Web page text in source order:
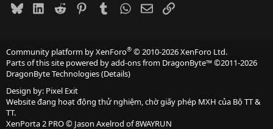
BlueskyLinkedIn
Reddit PinterestTumblrWhatsApp
EmailLink
Community platform by XenForo® © 2010-2026 XenForo Ltd.
Parts of this site powered byadd-ons from DragonByte™©2011-2026
DragonByte Technologies(Details)
Design by: Pixel Exit
Website đang hoạt động thử nghiệm, chờ giấy phép MXH của Bộ TT &
TT.
XenPorta 2 PRO© Jason Axelrod of8WAYRUN